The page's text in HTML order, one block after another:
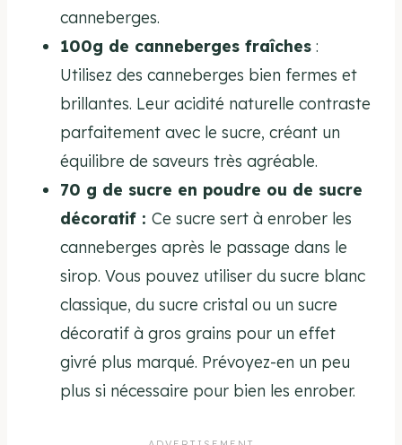
canneberges.
100g de canneberges fraîches :
Utilisez des canneberges bien fermes et
brillantes. Leur acidité naturelle contraste
parfaitement avec le sucre, créant un
équilibre de saveurs très agréable.
70 g de sucre en poudre ou de sucre
décoratif :Ce sucre sert à enrober les
canneberges après le passage dans le
sirop. Vous pouvez utiliser du sucre blanc
classique, du sucre cristal ou un sucre
décoratif à gros grains pour un effet
givré plus marqué. Prévoyez-en un peu
plus si nécessaire pour bien les enrober.